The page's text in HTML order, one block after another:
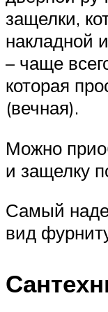
защелки,
накладной
– чаще
которая
(вечная).
Можно
и защелку
Самый
вид